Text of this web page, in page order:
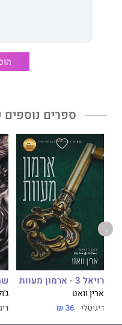
במשך שנים התמקדתי
***
זהו רומן רומנטי קסום,
ימלא את ליבכם בפרפרים
כשהיא ניתנת כהזדמנות
זוכה להכרה רבה על
הרומן־רומנטי. עלילות
הדמויות שעליהן היא כותבת.
עד כה תורגם לעברית ספרה
ספרים נוספים
רויאל 3 - ארמון מעוות
ארין וואט
דיגיטלי 36 ₪